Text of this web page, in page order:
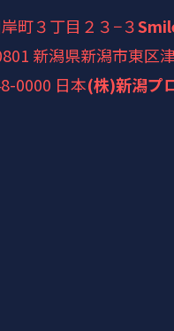
町３丁目２３−３
新潟県新潟市東区
0000 日本(株)新潟プ